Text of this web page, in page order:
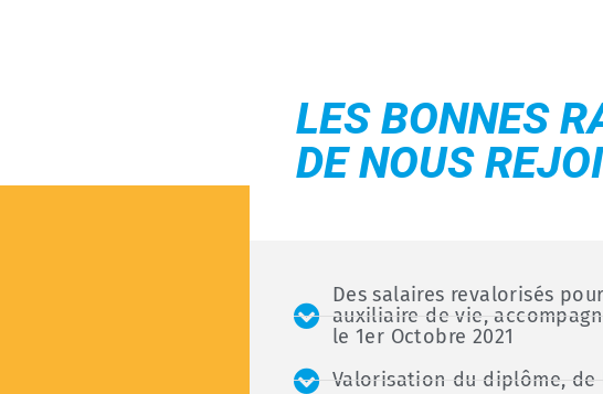
LES BONNES
DE NOUS
Des salaires revalorisés
auxiliaire de vie,
le 1er Octobre 2021
Valorisation du diplôme,